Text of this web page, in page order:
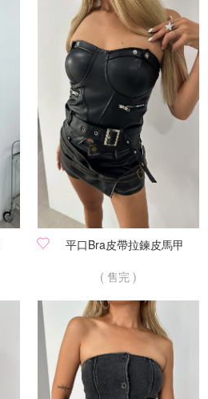
平口Bra皮帶拉鍊皮馬甲
( 售完 )